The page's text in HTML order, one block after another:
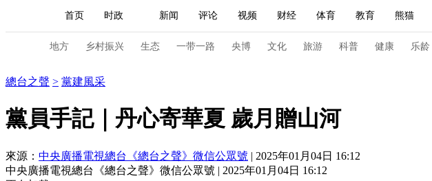
首页 时政 新闻 评论 视频 财经 体育 教育 熊猫
人民领袖习近平 中国领导人 央视快评 习式妙语 热解读 天天学习
直播 栏目大全 节目单 听音 微视频 主持人 下载央视影音
海外频道 iPanda English Монгол
地方 乡村振兴 生态 一带一路 央博 文化 旅游 科普 健康 乐龄
新闻 国内 国际 评论 经济 军事 科技 法治
總台之聲 > 黨建風采
黨員手記｜丹心寄華夏 歲月贈山河
來源： 中央廣播電視總台《總台之聲》微信公眾號 | 2025年01月04日 16:12
中央廣播電視總台《總台之聲》微信公眾號 | 2025年01月04日 16:12